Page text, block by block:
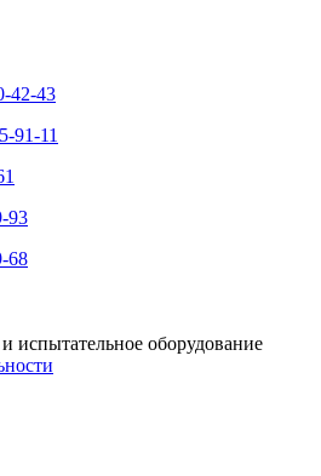
42-43
91-11
93
68
испытательное оборудование